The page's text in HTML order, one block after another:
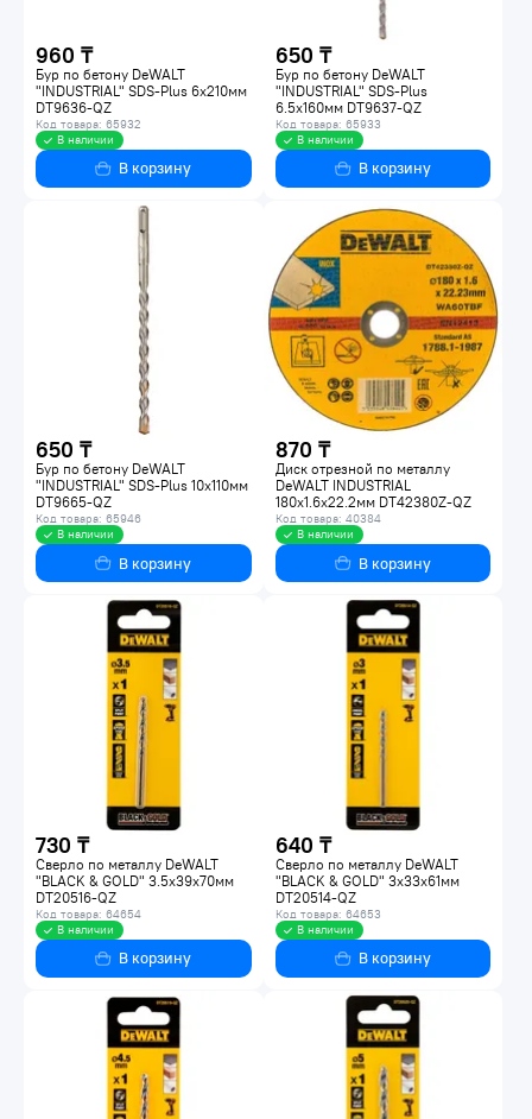
960 ₸
Бур по бетону DeWALT
"INDUSTRIAL" SDS-Plus 6х210мм
DT9636-QZ
Код товара: 65932
В наличии
В корзину
650 ₸
Бур по бетону DeWALT
"INDUSTRIAL" SDS-Plus
6.5х160мм DT9637-QZ
Код товара: 65933
В наличии
В корзину
650 ₸
Бур по бетону DeWALT
"INDUSTRIAL" SDS-Plus 10x110мм
DT9665-QZ
Код товара: 65946
В наличии
В корзину
870 ₸
Диск отрезной по металлу
DeWALT INDUSTRIAL
180х1.6х22.2мм DT42380Z-QZ
Код товара: 40384
В наличии
В корзину
730 ₸
Сверло по металлу DeWALT
"BLACK & GOLD" 3.5х39х70мм
DT20516-QZ
Код товара: 64654
В наличии
В корзину
640 ₸
Сверло по металлу DeWALT
"BLACK & GOLD" 3х33х61мм
DT20514-QZ
Код товара: 64653
В наличии
В корзину